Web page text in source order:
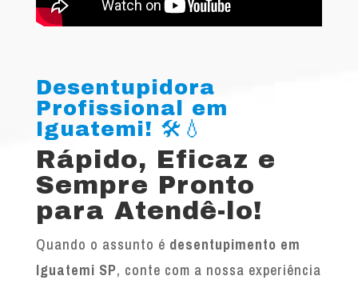
Desentupidora
Profissional em
Iguatemi! 🛠️💧
Rápido, Eficaz e
Sempre Pronto
para Atendê-lo!
Quando o assunto é desentupimento em
Iguatemi SP, conte com a nossa experiência